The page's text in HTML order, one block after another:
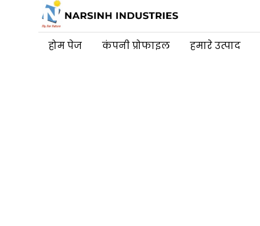
होम पेज कंपनी प्रोफाइल हमारे उत्पाद